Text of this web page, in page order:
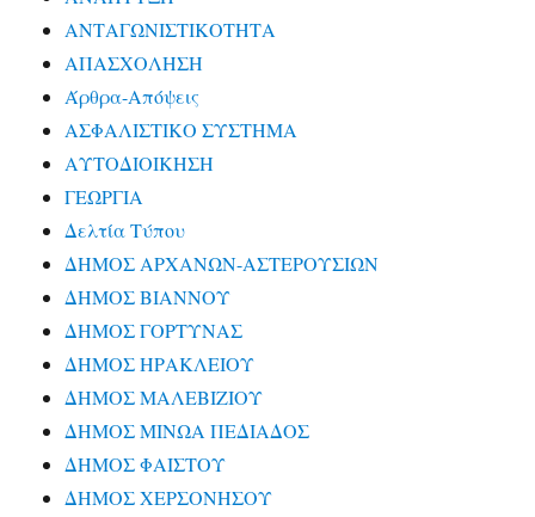
ΑΝΤΑΓΩΝΙΣΤΙΚΟΤΗΤΑ
ΑΠΑΣΧΟΛΗΣΗ
Άρθρα-Απόψεις
ΑΣΦΑΛΙΣΤΙΚΟ ΣΥΣΤΗΜΑ
ΑΥΤΟΔΙΟΙΚΗΣΗ
ΓΕΩΡΓΙΑ
Δελτία Τύπου
ΔΗΜΟΣ ΑΡΧΑΝΩΝ-ΑΣΤΕΡΟΥΣΙΩΝ
ΔΗΜΟΣ ΒΙΑΝΝΟΥ
ΔΗΜΟΣ ΓΟΡΤΥΝΑΣ
ΔΗΜΟΣ ΗΡΑΚΛΕΙΟΥ
ΔΗΜΟΣ ΜΑΛΕΒΙΖΙΟΥ
ΔΗΜΟΣ ΜΙΝΩΑ ΠΕΔΙΑΔΟΣ
ΔΗΜΟΣ ΦΑΙΣΤΟΥ
ΔΗΜΟΣ ΧΕΡΣΟΝΗΣΟΥ